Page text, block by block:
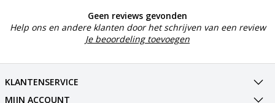
Geen reviews gevonden
Help ons en andere klanten door het schrijven van een review
Je beoordeling toevoegen
KLANTENSERVICE
MIJN ACCOUNT